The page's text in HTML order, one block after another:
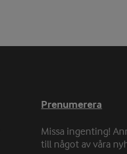
Prenumerera
Missa ingenting!
till något av våra